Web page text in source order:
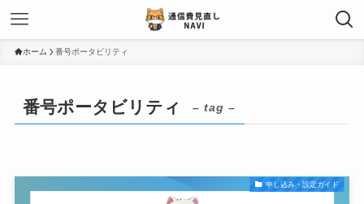
ホーム 番号ポータビリティ
番号ポータビリティ – tag –
申し込み・設定ガイド